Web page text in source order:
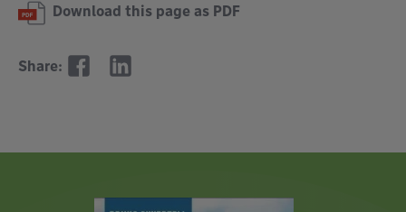
Download this page as PDF
Share: